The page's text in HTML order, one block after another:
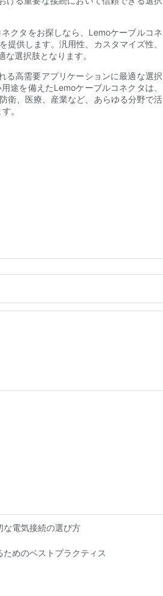
クタをお探しなら、Lemoケーブルコネ
供します。汎用性、カスタマイズ性、
選択肢となります。
る高需要アプリケーションに最適な選択
途を備えたLemoケーブルコネクタは、
衛、医療、産業など、あらゆる分野で活
。
な電気接続の選び方
ためのベストプラクティス